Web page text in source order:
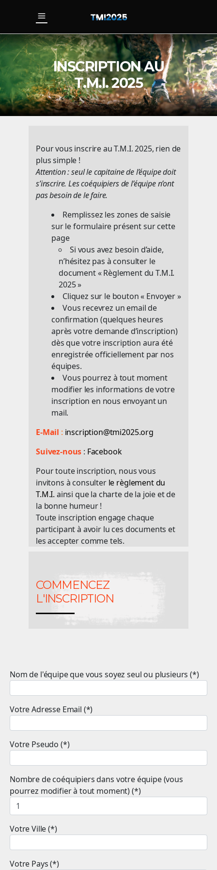
INSCRIPTION AU
T.M.I. 2025
Pour vous inscrire au T.M.I. 2025, rien de
plus simple !
Attention : seul le capitaine de l’équipe doit
s’inscrire. Les coéquipiers de l’équipe n’ont
pas besoin de le faire.
Remplissez les zones de saisie
sur le formulaire présent sur cette
page
Si vous avez besoin d’aide,
n’hésitez pas à consulter le
document « Règlement du T.M.I.
2025 »
Cliquez sur le bouton « Envoyer »
Vous recevrez un email de
confirmation (quelques heures
après votre demande d’inscription)
dès que votre inscription aura été
enregistrée officiellement par nos
équipes.
Vous pourrez à tout moment
modifier les informations de votre
inscription en nous envoyant un
mail.
E-Mail : inscription@tmi2025.org
Suivez-nous : Facebook
Pour toute inscription, nous vous
invitons à consulter le règlement du
T.M.I. ainsi que la charte de la joie et de
la bonne humeur !
Toute inscription engage chaque
participant à avoir lu ces documents et
les accepter comme tels.
COMMENCEZ
L'INSCRIPTION
Nom de l'équipe que vous soyez seul ou plusieurs (*)
Votre Adresse Email (*)
Votre Pseudo (*)
Nombre de coéquipiers dans votre équipe (vous
pourrez modifier à tout moment) (*)
Votre Ville (*)
Votre Pays (*)